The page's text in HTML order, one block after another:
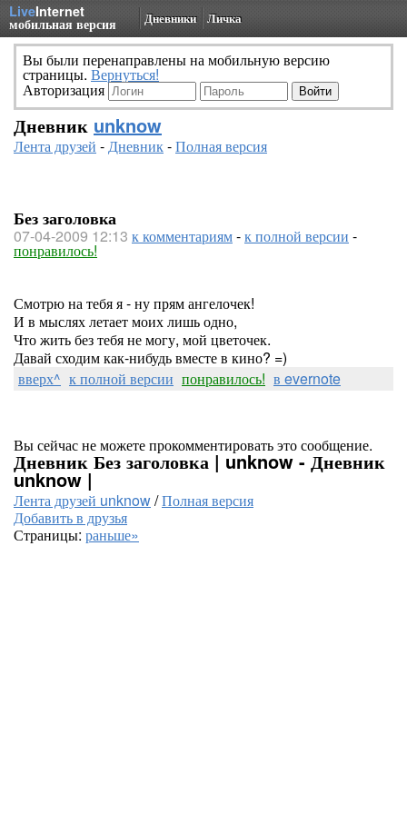
LiveInternet
мобильная версия Дневники Личка
Вы были перенаправлены на мобильную версию
страницы. Вернуться!
Авторизация
Дневник unknow
Лента друзей -Дневник-Полная версия
Без заголовка
07-04-2009 12:13 к комментариям-к полной версии -
понравилось!
Смотрю на тебя я - ну прям ангелочек!
И в мыслях летает моих лишь одно,
Что жить без тебя не могу, мой цветочек.
Давай сходим как-нибудь вместе в кино? =)
вверх^ к полной версии понравилось! в evernote
Вы сейчас не можете прокомментировать это сообщение.
Дневник Без заголовка | unknow - Дневник
unknow |
Лента друзей unknow/Полная версия
Добавить в друзья
Страницы: раньше»